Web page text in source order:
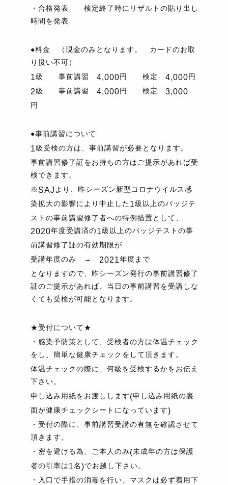
・合格発表 検定終了時にリザルトの貼り出し
時間を発表
●料金 （現金のみとなります。 カードのお取
り扱い不可）
1級 事前講習4,000円 検定4,000円
2級 事前講習4,000円 検定 3,000
円
●事前講習について
1級受検の方は、事前講習が必要となります。
事前講習修了証をお持ちの方はご提示があれば受
検できます。
※ SAJ より、昨シーズン新型コロナウイルス感
染拡大の影響により中止した1級以上のバッジテ
ストの事前講習修了者への特例措置として、
2020年度受講済の1級以上のバッジテストの事
前講習修了証の有効期限が
受講年度のみ → 2021年度まで
となりますので、昨シーズン発行の事前講習修了
証のご提示があれば、当日の事前講習を受講しな
くても受検が可能となります。
★受付について★
・感染予防策として、受検者の方は体温チェック
をし、簡単な健康チェックをして頂きます。
体温チェックの際に、何級を受検するかをお伝え
下さい。
申し込み用紙をお渡しします(申し込み用紙の裏
面が健康チェックシートになっています)
・受付の際に、事前講習受講の有無を確認させて
頂きます。
・密を避ける為、ご本人のみ(未成年の方は保護
者の引率は1名)でお越し下さい。
・入口で手指の消毒を行い、マスクは必ず着用下